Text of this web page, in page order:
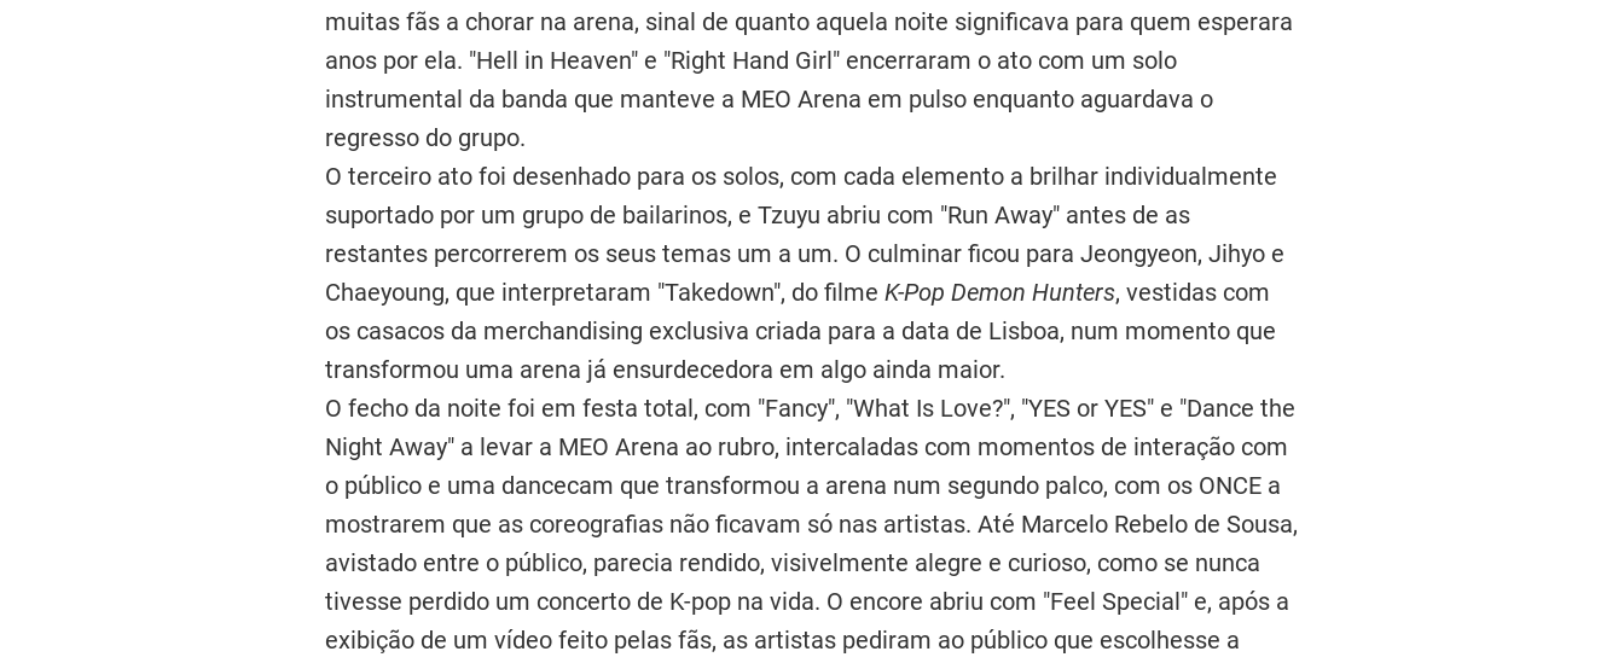
muitas fãs a chorar na arena, sinal de quanto aquela noite significava para quem esperara
anos por ela. "Hell in Heaven" e "Right Hand Girl" encerraram o ato com um solo
instrumental da banda que manteve a MEO Arena em pulso enquanto aguardava o
regresso do grupo.
O terceiro ato foi desenhado para os solos, com cada elemento a brilhar individualmente
suportado por um grupo de bailarinos, e Tzuyu abriu com "Run Away" antes de as
restantes percorrerem os seus temas um a um. O culminar ficou para Jeongyeon, Jihyo e
Chaeyoung, que interpretaram "Takedown", do filmeK-Pop Demon Hunters, vestidas com
os casacos da merchandising exclusiva criada para a data de Lisboa, num momento que
transformou uma arena já ensurdecedora em algo ainda maior.
O fecho da noite foi em festa total, com "Fancy", "What Is Love?", "YES or YES" e "Dance the
Night Away" a levar a MEO Arena ao rubro, intercaladas com momentos de interação com
o público e uma dancecam que transformou a arena num segundo palco, com os ONCE a
mostrarem que as coreografias não ficavam só nas artistas. Até Marcelo Rebelo de Sousa,
avistado entre o público, parecia rendido, visivelmente alegre e curioso, como se nunca
tivesse perdido um concerto de K-pop na vida. O encore abriu com "Feel Special" e, após a
exibição de um vídeo feito pelas fãs, as artistas pediram ao público que escolhesse a